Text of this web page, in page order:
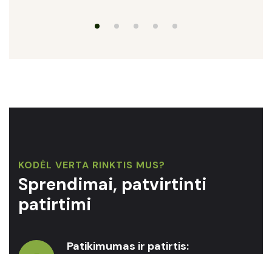
KODĖL VERTA RINKTIS MUS?
Sprendimai, patvirtinti
patirtimi
Patikimumas ir patirtis: